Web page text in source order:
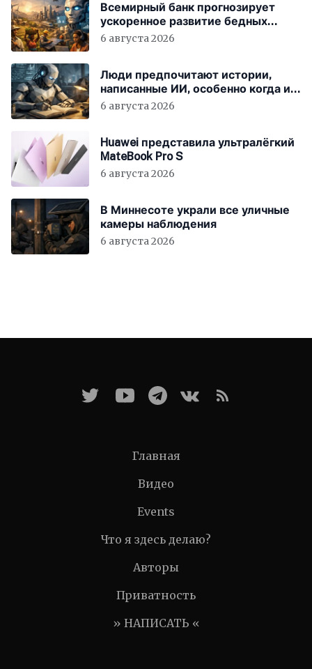
Всемирный банк прогнозирует
ускоренное развитие бедных
стран за счёт ИИ
6 августа 2026
Люди предпочитают истории,
написанные ИИ, особенно когда им
говорят, что они были написаны
6 августа 2026
Huawei представила ультралёгкий
MateBook Pro S
6 августа 2026
В Миннесоте украли все уличные
камеры наблюдения
6 августа 2026
Главная
Видео
Events
Что я здесь делаю?
Авторы
Приватность
» НАПИСАТЬ «